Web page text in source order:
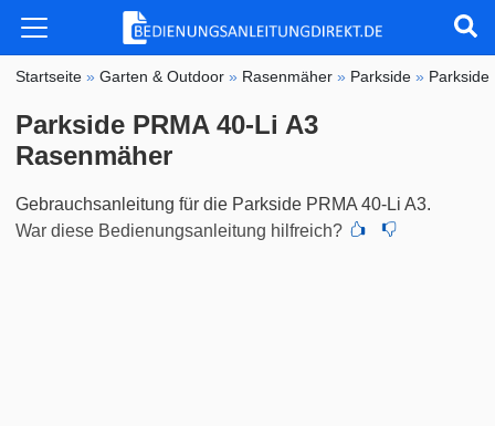
Startseite »Garten & Outdoor » Rasenmäher » Parkside » Parkside
Parkside PRMA 40-Li A3
Rasenmäher
Gebrauchsanleitung für die Parkside PRMA 40-Li A3.
War diese Bedienungsanleitung hilfreich?